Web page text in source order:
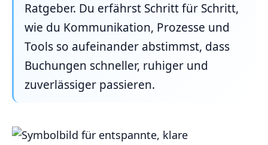
Ratgeber. Du erfährst Schritt für Schritt,
wie du Kommunikation, Prozesse und
Tools so aufeinander abstimmst, dass
Buchungen schneller, ruhiger und
zuverlässiger passieren.